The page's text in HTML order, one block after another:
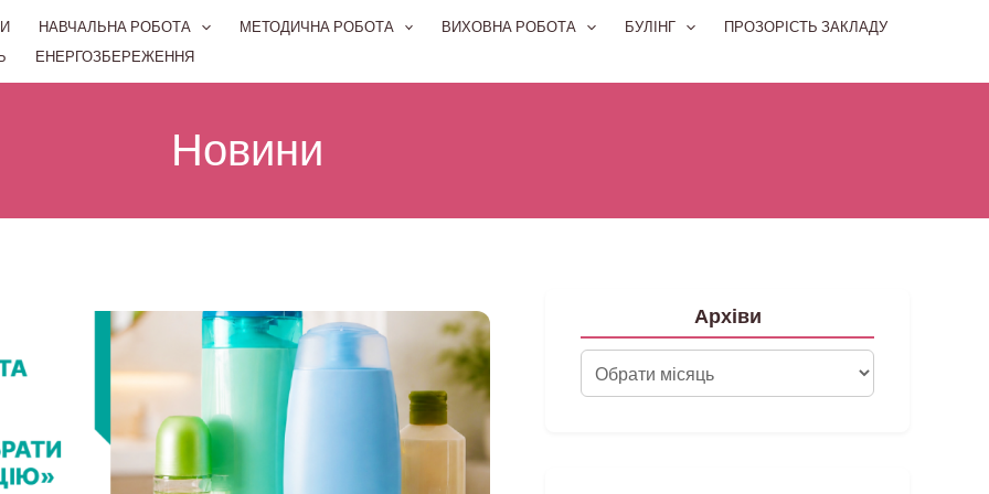
НАВЧАЛЬНА РОБОТА МЕТОДИЧНА РОБОТА ВИХОВНА РОБОТА БУЛІНГ
ПРОЗОРІСТЬ ЗАКЛАДУ
ЕНЕРГОЗБЕРЕЖЕННЯ
Новини
Архіви